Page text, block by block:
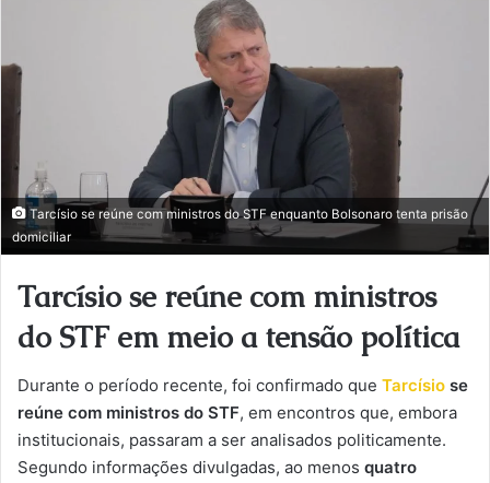
Tarcísio se reúne com ministros do STF enquanto Bolsonaro tenta prisão
domiciliar
Tarcísio se reúne com ministros
do STF em meio a tensão política
Durante o período recente, foi confirmado que Tarcísio se
reúne com ministros do STF, em encontros que, embora
institucionais, passaram a ser analisados politicamente.
Segundo informações divulgadas, ao menos quatro